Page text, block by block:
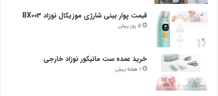
قیمت پوار بینی شارژی موزیکال نوزاد BX003
5 روز پیش
خرید عمده ست مانیکور نوزاد خارجی
1 هفته پیش